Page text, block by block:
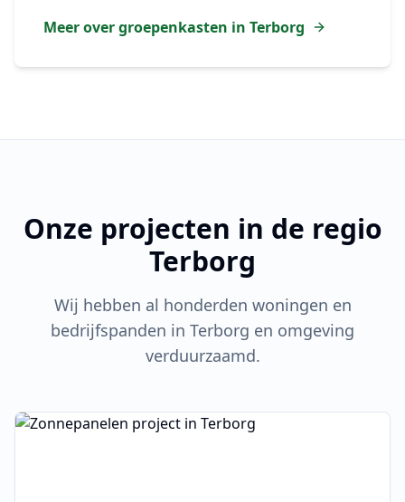
Meer over groepenkasten in Terborg
Onze projecten in de regio
Terborg
Wij hebben al honderden woningen en
bedrijfspanden in Terborg en omgeving
verduurzaamd.